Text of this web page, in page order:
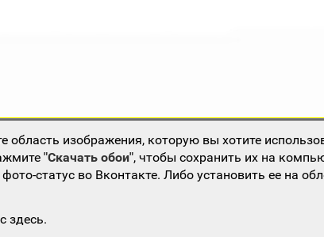
область изображения, которую вы хотите
"Скачать обои", чтобы сохранить их на
статус во Вконтакте. Либо установить ее на
здесь.